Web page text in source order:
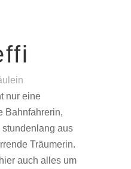
nur eine
Bahnfahrerin,
aus
Träumerin.
auch alles um